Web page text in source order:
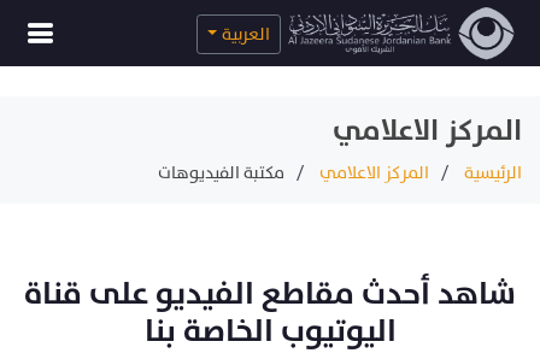
العربية
المركز الاعلامي
الرئيسية المركز الاعلامي مكتبة الفيديوهات
شاهد أحدث مقاطع الفيديو على قناة
اليوتيوب الخاصة بنا